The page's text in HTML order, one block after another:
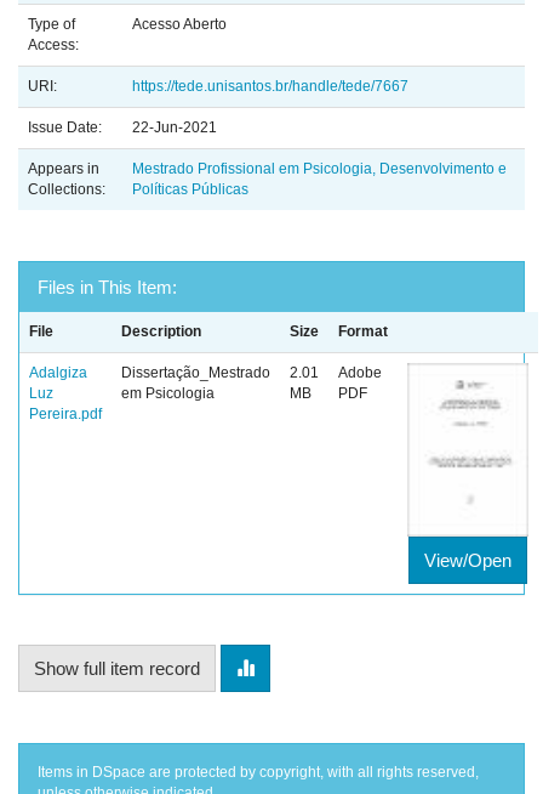
Type of
Access:
Acesso Aberto
URI: https://tede.unisantos.br/handle/tede/7667
Issue Date: 22-Jun-2021
Appears in
Collections:
Mestrado Profissional em Psicologia, Desenvolvimento e
Políticas Públicas
Files in This Item:
File Description Size Format
Adalgiza
Luz
Pereira.pdf
Dissertação_Mestrado
em Psicologia
2.01
MB
Adobe
PDF
View/Open
Show full item record
Items in DSpace are protected by copyright, with all rights reserved,